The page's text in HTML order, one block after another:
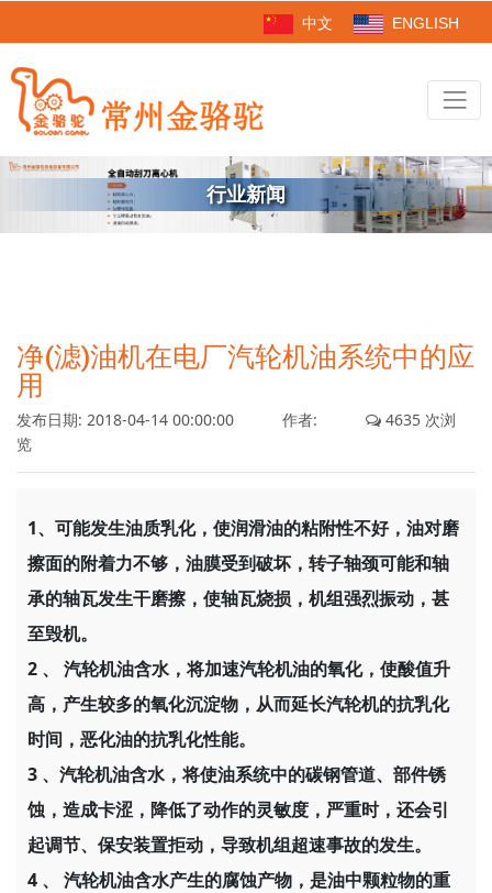
中文 ENGLISH
行业新闻
净(滤)油机在电厂汽轮机油系统中的应
用
发布日期: 2018-04-14 00:00:00 作者:
4635 次浏
览
1、可能发生油质乳化，使润滑油的粘附性不好，油对磨
擦面的附着力不够，油膜受到破坏，转子轴颈可能和轴
承的轴瓦发生干磨擦，使轴瓦烧损，机组强烈振动，甚
至毁机。
2 、 汽轮机油含水，将加速汽轮机油的氧化，使酸值升
高，产生较多的氧化沉淀物，从而延长汽轮机的抗乳化
时间，恶化油的抗乳化性能。
3 、汽轮机油含水，将使油系统中的碳钢管道、部件锈
蚀，造成卡涩，降低了动作的灵敏度，严重时，还会引
起调节、保安装置拒动，导致机组超速事故的发生。
4 、 汽轮机油含水产生的腐蚀产物，是油中颗粒物的重